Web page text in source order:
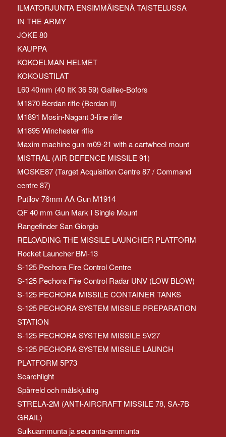
ILMATORJUNTA ENSIMMÄISENÄ TAISTELUSSA
IN THE ARMY
JOKE 80
KAUPPA
KOKOELMAN HELMET
KOKOUSTILAT
L60 40mm (40 ItK 36 59) Galileo-Bofors
M1870 Berdan rifle (Berdan II)
M1891 Mosin-Nagant 3-line rifle
M1895 Winchester rifle
Maxim machine gun m09-21 with a cartwheel mount
MISTRAL (AIR DEFENCE MISSILE 91)
MOSKE87 (Target Acquisition Centre 87 / Command
centre 87)
Putilov 76mm AA Gun M1914
QF 40 mm Gun Mark I Single Mount
Rangefinder San Giorgio
RELOADING THE MISSILE LAUNCHER PLATFORM
Rocket Launcher BM-13
S-125 Pechora Fire Control Centre
S-125 Pechora Fire Control Radar UNV (LOW BLOW)
S-125 PECHORA MISSILE CONTAINER TANKS
S-125 PECHORA SYSTEM MISSILE PREPARATION
STATION
S-125 PECHORA SYSTEM MISSILE 5V27
S-125 PECHORA SYSTEM MISSILE LAUNCH
PLATFORM 5P73
Searchlight
Spärreld och målskjuting
STRELA-2M (ANTI-AIRCRAFT MISSILE 78, SA-7B
GRAIL)
Sulkuammunta ja seuranta-ammunta